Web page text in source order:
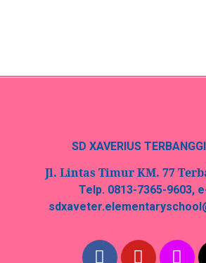
SD XAVERIUS
Jl. Lintas Timur KM. 77
Telp. 0813-7365-9603,